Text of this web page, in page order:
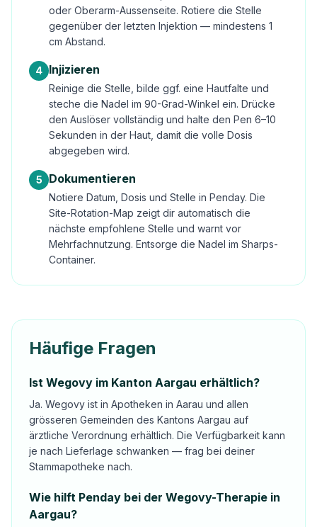
oder Oberarm-Aussenseite. Rotiere die Stelle
gegenüber der letzten Injektion — mindestens 1
cm Abstand.
4 Injizieren
Reinige die Stelle, bilde ggf. eine Hautfalte und
steche die Nadel im 90-Grad-Winkel ein. Drücke
den Auslöser vollständig und halte den Pen 6–10
Sekunden in der Haut, damit die volle Dosis
abgegeben wird.
5 Dokumentieren
Notiere Datum, Dosis und Stelle in Penday. Die
Site-Rotation-Map zeigt dir automatisch die
nächste empfohlene Stelle und warnt vor
Mehrfachnutzung. Entsorge die Nadel im Sharps-
Container.
Häufige Fragen
Ist Wegovy im Kanton Aargau erhältlich?
Ja. Wegovy ist in Apotheken in Aarau und allen
grösseren Gemeinden des Kantons Aargau auf
ärztliche Verordnung erhältlich. Die Verfügbarkeit kann
je nach Lieferlage schwanken — frag bei deiner
Stammapotheke nach.
Wie hilft Penday bei der Wegovy-Therapie in
Aargau?